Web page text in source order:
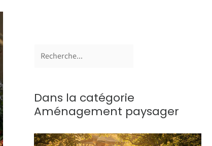
Dans la catégorie
Aménagement paysager